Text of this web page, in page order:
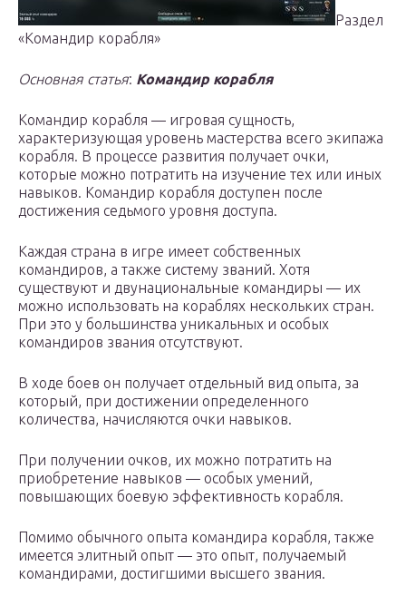
Раздел
«Командир корабля»
Основная статья: Командир корабля
Командир корабля — игровая сущность,
характеризующая уровень мастерства всего экипажа
корабля. В процессе развития получает очки,
которые можно потратить на изучение тех или иных
навыков. Командир корабля доступен после
достижения седьмого уровня доступа.
Каждая страна в игре имеет собственных
командиров, а также систему званий. Хотя
существуют и двунациональные командиры — их
можно использовать на кораблях нескольких стран.
При это у большинства уникальных и особых
командиров звания отсутствуют.
В ходе боев он получает отдельный вид опыта, за
который, при достижении определенного
количества, начисляются очки навыков.
При получении очков, их можно потратить на
приобретение навыков — особых умений,
повышающих боевую эффективность корабля.
Помимо обычного опыта командира корабля, также
имеется элитный опыт — это опыт, получаемый
командирами, достигшими высшего звания.